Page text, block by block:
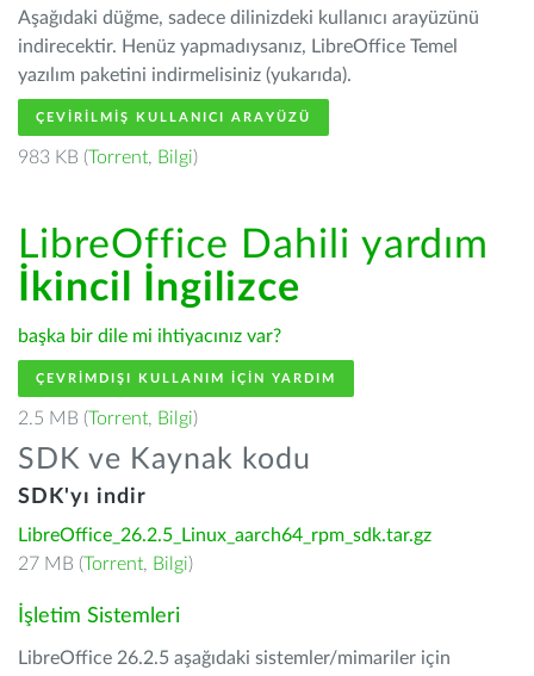
Aşağıdaki düğme, sadece dilinizdeki kullanıcı arayüzünü
indirecektir. Henüz yapmadıysanız, LibreOffice Temel
yazılım paketini indirmelisiniz (yukarıda).
ÇEVIRILMIŞ KULLANICI ARAYÜZÜ
983 KB (Torrent, Bilgi)
LibreOffice Dahili yardım
İkincil İngilizce
başka bir dile mi ihtiyacınız var?
ÇEVRIMDIŞI KULLANIM IÇIN YARDIM
2.5 MB (Torrent, Bilgi)
SDK ve Kaynak kodu
SDK'yı indir
LibreOffice_26.2.5_Linux_aarch64_rpm_sdk.tar.gz
27 MB (Torrent, Bilgi)
İşletim Sistemleri
LibreOffice 26.2.5 aşağıdaki sistemler/mimariler için